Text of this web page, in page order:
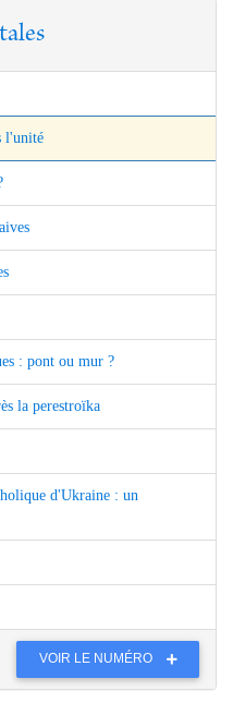
l'unité
: pont ou mur ?
la perestroïka
d'Ukraine : un
VOIR LE NUMÉRO